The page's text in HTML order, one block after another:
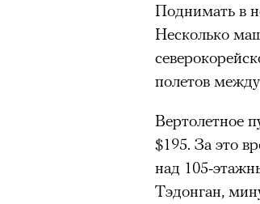
Поднимать в
Несколько
полетов
Вертолетное
$195. За это
над 105-
Тэдонган,